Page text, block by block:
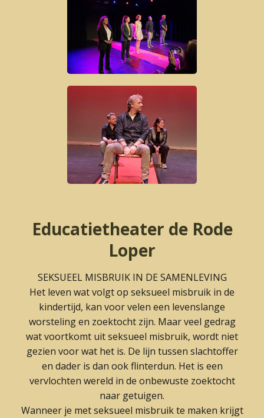
Educatietheater de Rode
Loper
SEKSUEEL MISBRUIK IN DE SAMENLEVING
Het leven wat volgt op seksueel misbruik in de
kindertijd, kan voor velen een levenslange
worsteling en zoektocht zijn. Maar veel gedrag
wat voortkomt uit seksueel misbruik, wordt niet
gezien voor wat het is. De lijn tussen slachtoffer
en dader is dan ook flinterdun. Het is een
vervlochten wereld in de onbewuste zoektocht
naar getuigen.
Wanneer je met seksueel misbruik te maken krijgt